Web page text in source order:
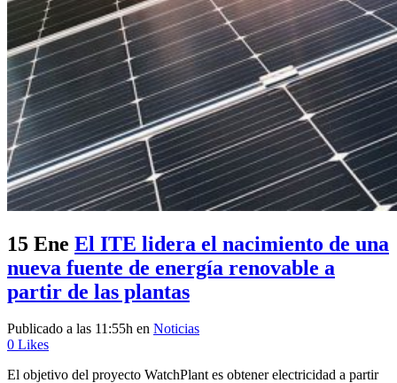
15 Ene El ITE lidera el nacimiento de una
nueva fuente de energía renovable a
partir de las plantas
Publicado a las 11:55h en Noticias
0 Likes
El objetivo del proyecto WatchPlant es obtener electricidad a partir